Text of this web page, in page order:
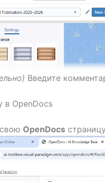
Введите
в OpenDocs
OpenDocs